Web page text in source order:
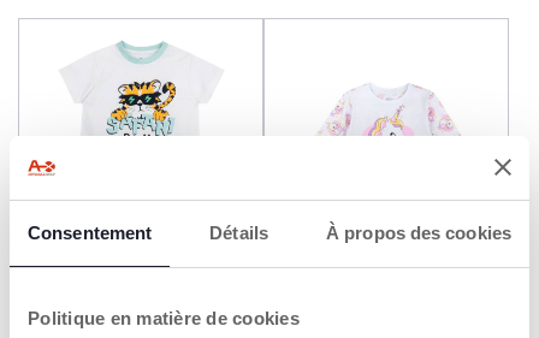
Consentement Détails À propos des cookies
Politique en matière de cookies
+ COULEURS
manches longues licorne